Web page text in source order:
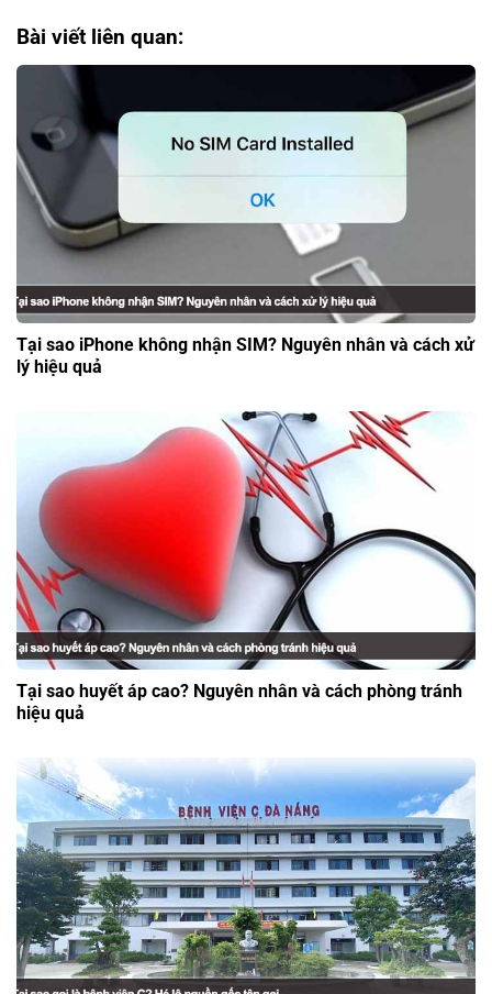
Bài viết liên quan:
Tại sao iPhone không nhận SIM? Nguyên nhân và cách xử
lý hiệu quả
Tại sao huyết áp cao? Nguyên nhân và cách phòng tránh
hiệu quả